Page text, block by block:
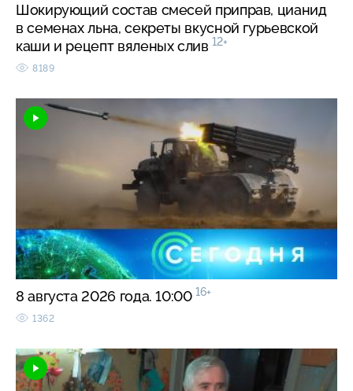
Шокирующий состав смесей приправ, цианид
в семенах льна, секреты вкусной гурьевской
каши и рецепт вяленых слив 12+
8189
8 августа 2026 года. 10:00 16+
1362